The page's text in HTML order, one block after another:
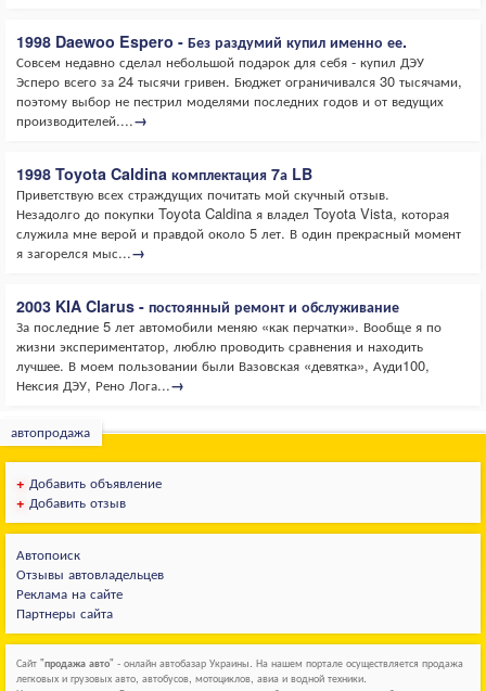
1998 Daewoo Espero - Без раздумий купил именно ее.
Совсем недавно сделал небольшой подарок для себя - купил ДЭУ
Эсперо всего за 24 тысячи гривен. Бюджет ограничивался 30 тысячами,
поэтому выбор не пестрил моделями последних годов и от ведущих
производителей....→
1998 Toyota Caldina комплектация 7а LB
Приветствую всех страждущих почитать мой скучный отзыв.
Незадолго до покупки Toyota Caldina я владел Toyota Vista, которая
служила мне верой и правдой около 5 лет. В один прекрасный момент
я загорелся мыс...→
2003 KIA Clarus - постоянный ремонт и обслуживание
За последние 5 лет автомобили меняю «как перчатки». Вообще я по
жизни экспериментатор, люблю проводить сравнения и находить
лучшее. В моем пользовании были Вазовская «девятка», Ауди100,
Нексия ДЭУ, Рено Лога...→
автопродажа
+ Добавить объявление
+ Добавить отзыв
Автопоиск
Отзывы автовладельцев
Реклама на сайте
Партнеры сайта
Сайт "продажа авто" - онлайн автобазар Украины. На нашем портале осуществляется продажа
легковых и грузовых авто, автобусов, мотоциклов, авиа и водной техники.